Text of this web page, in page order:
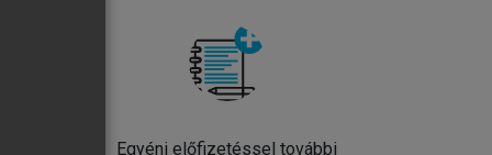
Egyéni előfizetéssel további